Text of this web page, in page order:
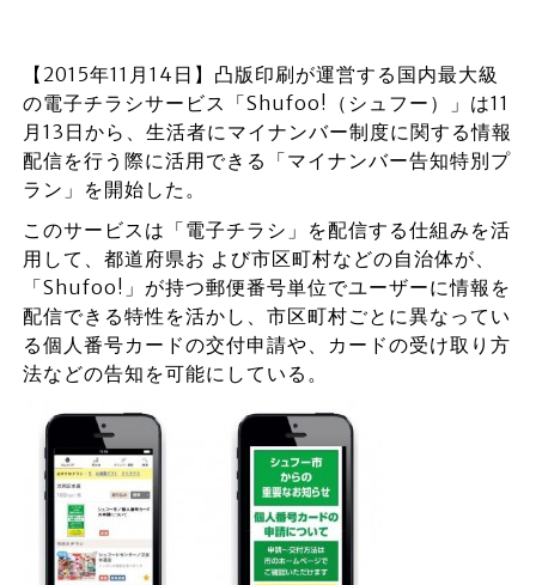
【2015年11月14日】凸版印刷が運営する国内最大級
の電子チラシサービス「Shufoo!（シュフー）」は11
月13日から、生活者にマイナンバー制度に関する情報
配信を行う際に活用できる「マイナンバー告知特別プ
ラン」を開始した。
このサービスは「電子チラシ」を配信する仕組みを活
用して、都道府県お よび市区町村などの自治体が、
「Shufoo!」が持つ郵便番号単位でユーザーに情報を
配信できる特性を活かし、市区町村ごとに異なってい
る個人番号カードの交付申請や、カードの受け取り方
法などの告知を可能にしている。